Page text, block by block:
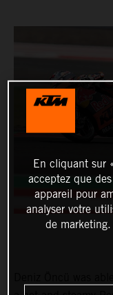
En cliquant sur
acceptez que
appareil pour
analyser votre
de